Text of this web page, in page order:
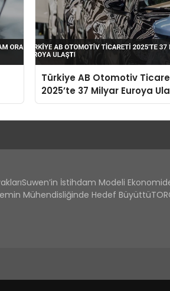
Türkiye AB Otomotiv
2025’te 37 Milyar Euroya
Suwen’in İstihdam Modeli
Mühendisliğinde Hedef Büyüttü